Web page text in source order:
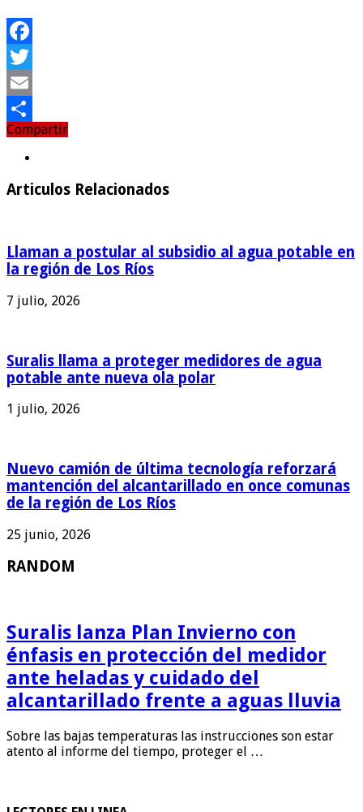
Facebook
Twitter
Email
Compartir
Compartir
Articulos Relacionados
Llaman a postular al subsidio al agua potable en
la región de Los Ríos
7 julio, 2026
Suralis llama a proteger medidores de agua
potable ante nueva ola polar
1 julio, 2026
Nuevo camión de última tecnología reforzará
mantención del alcantarillado en once comunas
de la región de Los Ríos
25 junio, 2026
RANDOM
Suralis lanza Plan Invierno con
énfasis en protección del medidor
ante heladas y cuidado del
alcantarillado frente a aguas lluvia
Sobre las bajas temperaturas las instrucciones son estar
atento al informe del tiempo, proteger el …